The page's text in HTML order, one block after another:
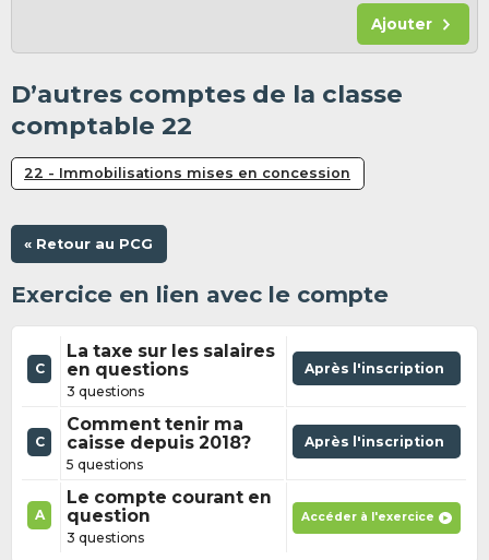
Ajouter
D’autres comptes de la classe
comptable 22
22 - Immobilisations mises en concession
« Retour au PCG
Exercice en lien avec le compte
C
La taxe sur les salaires
en questions
3 questions
Après l'inscription
C
Comment tenir ma
caisse depuis 2018?
5 questions
Après l'inscription
A
Le compte courant en
question
3 questions
Accéder à l'exercice